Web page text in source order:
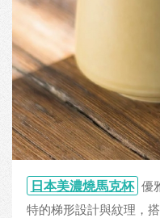
日本美濃燒馬克杯 優
特的梯形設計與紋理，